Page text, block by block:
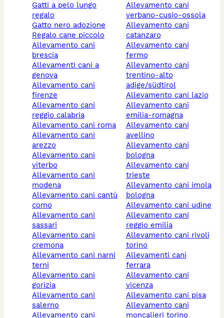
gatti a pelo lungo
regalo
gatto nero adozione
regalo cane piccolo
allevamento cani
brescia
allevamenti cani a
genova
allevamento cani
firenze
allevamento cani
reggio calabria
allevamento cani roma
allevamento cani
arezzo
allevamento cani
viterbo
allevamento cani
modena
allevamento cani cantù
como
allevamento cani
sassari
allevamento cani
cremona
allevamento cani narni
terni
allevamento cani
gorizia
allevamento cani
salerno
allevamento cani
allevamento cani
verbano-cusio-ossola
allevamento cani
catanzaro
allevamento cani
fermo
allevamento cani
trentino-alto
adige/südtirol
allevamento cani lazio
allevamento cani
emilia-romagna
allevamento cani
avellino
allevamento cani
bologna
allevamento cani
trieste
allevamento cani imola
bologna
allevamento cani udine
allevamento cani
reggio emilia
allevamento cani rivoli
torino
allevamenti cani
ferrara
allevamento cani
vicenza
allevamento cani pisa
allevamento cani
moncalieri torino